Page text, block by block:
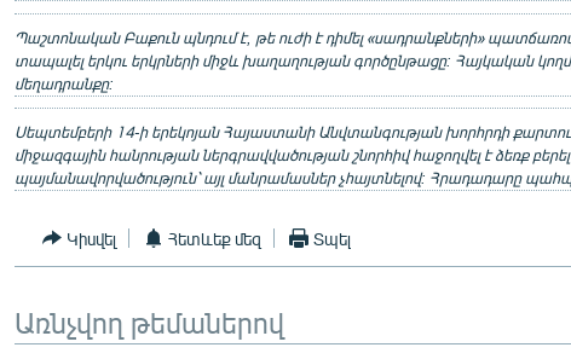
Պաշտոնական Բաքուն պնդում է, թե ուժի է դիմել «սադրանքների»
տապալել երկու երկրների միջև խաղաղության գործընթացը: Հայկական
մեղադրանքը:
Սեպտեմբերի 14-ի երեկոյան Հայաստանի Անվտանգության խորհրդի
միջազգային հանրության ներգրավվածության շնորհիվ հաջողվել է ձեռք
պայմանավորվածություն՝ այլ մանրամասներ չհայտնելով: Հրադադարը
Կիսվել Հետևեք մեզ Տպել
Առնչվող թեմաներով